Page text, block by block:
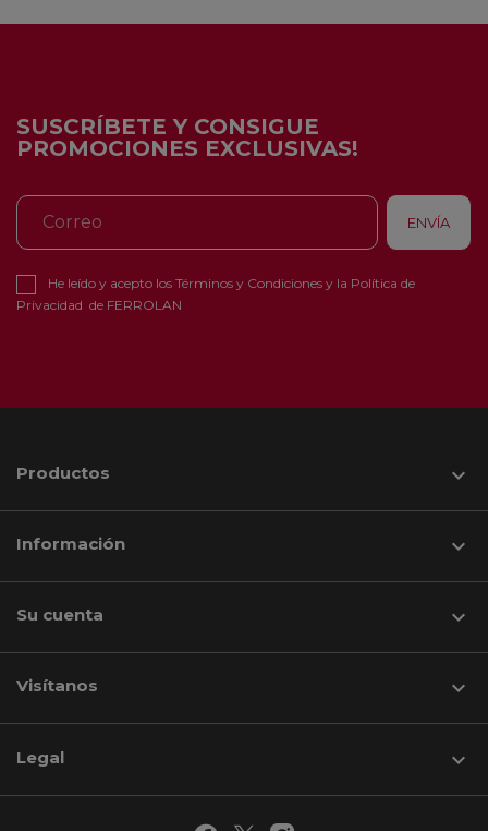
SUSCRÍBETE Y CONSIGUE
PROMOCIONES EXCLUSIVAS!
He leído y acepto los Términos y Condiciones y la Política de
Privacidad de FERROLAN
Productos 
Información 
Su cuenta 
Visítanos keyboard_arrow_down
Legal 